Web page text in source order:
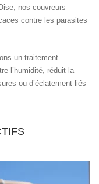
nos couvreurs
contre les parasites
un traitement
l’humidité, réduit la
ou d’éclatement liés